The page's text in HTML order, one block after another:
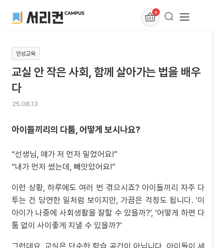
0
인성교육
교실 안 작은 사회, 함께 살아가는 법을 배우
다
25.08.13
아이들끼리의 다툼, 어떻게 보시나요?
“선생님, 얘가 저 먼저 밀었어요!”
“내가 먼저 썼는데, 빼앗았어요!”
이런 상황, 하루에도 여러 번 겪으시죠? 아이들끼리 자주 다
투는 건 당연한 일처럼 보이지만, 가끔은 걱정도 됩니다. ‘이
아이가 나중에 사회생활을 잘할 수 있을까?’, ‘어떻게 하면 다
툼 없이 사이좋게 지낼 수 있을까?’
그런데요, 교실은 단순한 학습 공간이 아닙니다. 아이들이 세